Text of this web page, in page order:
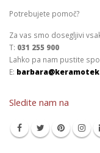
Potrebujete pomoč?
Za vas smo dosegljivi
T: 031 255 900
Lahko pa nam pustite
E:
Sledite nam na